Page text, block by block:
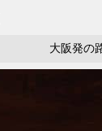
大阪発の